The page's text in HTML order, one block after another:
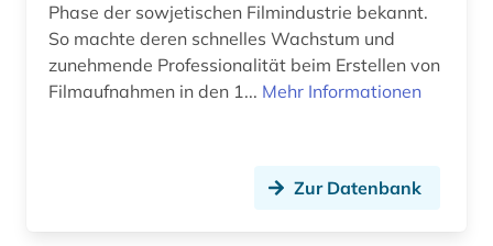
Phase der sowjetischen Filmindustrie bekannt.
So machte deren schnelles Wachstum und
zunehmende Professionalität beim Erstellen von
Filmaufnahmen in den 1... Mehr Informationen
Zur Datenbank